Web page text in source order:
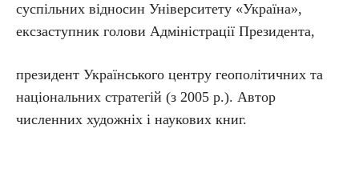
суспільних відносин Університету «Україна»,
ексзаступник голови Адміністрації Президента,
президент Українського центру геополітичних та
національних стратегій (з 2005 р.). Автор
численних художніх і наукових книг.